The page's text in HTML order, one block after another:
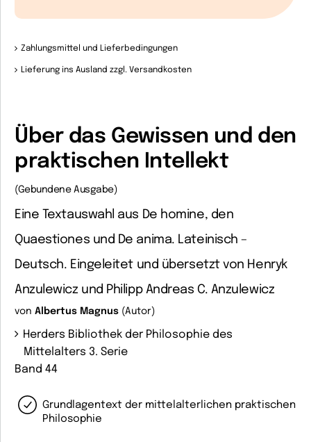
Zahlungsmittel und Lieferbedingungen
Lieferung ins Ausland zzgl. Versandkosten
Über das Gewissen und den
praktischen Intellekt
(Gebundene Ausgabe)
Eine Textauswahl aus De homine, den
Quaestiones und De anima. Lateinisch –
Deutsch. Eingeleitet und übersetzt von Henryk
Anzulewicz und Philipp Andreas C. Anzulewicz
von Albertus Magnus (Autor)
Herders Bibliothek der Philosophie des
Mittelalters 3. Serie
Band 44
Grundlagentext der mittelalterlichen praktischen
Philosophie